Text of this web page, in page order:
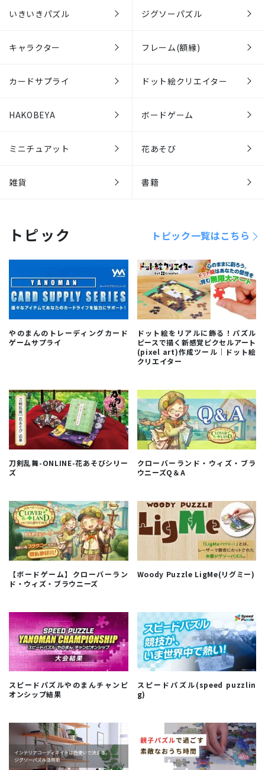
いきいきパズル ジグソーパズル
キャラクター フレーム(額縁)
カードサプライ ドット絵クリエイター
HAKOBEYA ボードゲーム
ミニチュアット 花あそび
雑貨 書籍
トピック トピック一覧はこちら
やのまんのトレーディングカード
ゲームサプライ
ドット絵をリアルに飾る！パズル
ピースで描く新感覚ピクセルアート
(pixel art)作成ツール｜ドット絵
クリエイター
刀剣乱舞-ONLINE-花あそびシリー
ズ
クローバーランド・ウィズ・ブラ
ウニーズQ＆A
【ボードゲーム】クローバーラン
ド・ウィズ・ブラウニーズ
Woody Puzzle LigMe(リグミー)
スピードパズルやのまんチャンピ
オンシップ結果
スピードパズル(speed puzzlin
g)